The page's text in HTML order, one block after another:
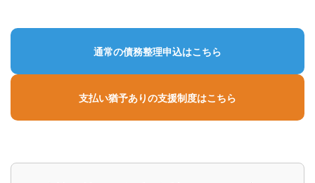
通常の債務整理申込はこちら
支払い猶予ありの支援制度はこちら